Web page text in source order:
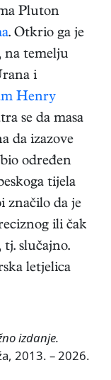
Pluton
. Otkrio ga je
na temelju
i
Henry
se da masa
da izazove
određen
tijela
značilo da je
ili čak
slučajno.
letjelica
izdanje.
2013. – 2026.